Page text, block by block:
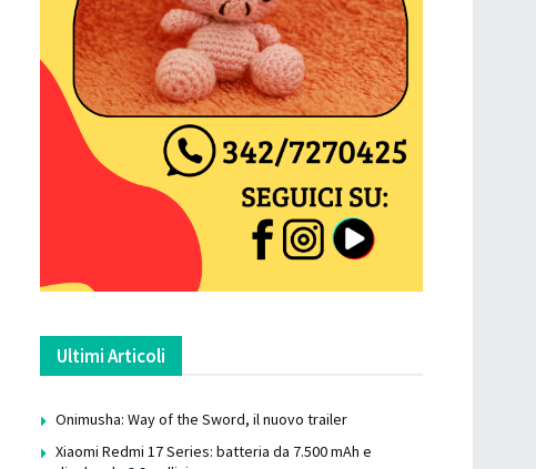
Ultimi Articoli
Onimusha: Way of the Sword, il nuovo trailer
Xiaomi Redmi 17 Series: batteria da 7.500 mAh e